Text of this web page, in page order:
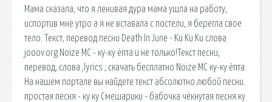
Мама сказала, что я ленивая дура мама ушла на работу,
испортив мне утро а я не вставала с постели, я берегла свое
тело. Текст, перевод песни Death In June - Ku Ku Ku слова
jooov.org Noize MC - ку-ку ёпта и не только!Текст песни,
перевод, слова ,lyrics , скачать бесплатно Noize MC ку-ку ёпта.
На нашем портале вы найдете текст абсолютно любой песни.
простая песня - ку ку Смешарики - бабочка чёкнутая песня ку